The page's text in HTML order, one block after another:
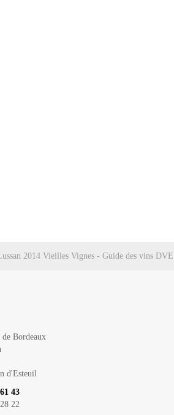
2014 Vieilles Vignes - Guide des vins DVE
Bordeaux
d'Esteuil
43
22